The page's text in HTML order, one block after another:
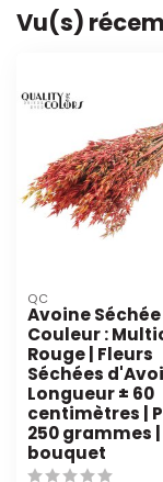
Vu(s)
QC
Avoine Séchée |
Couleur :
Rouge | Fleurs
Séchées
Longueur ± 60
centimètres |
250 grammes
bouquet